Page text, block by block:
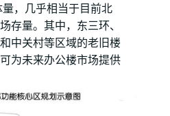
，几乎相当于目前北
存量。其中，东三环、
中关村等区域的老旧楼
为未来办公楼市场提供